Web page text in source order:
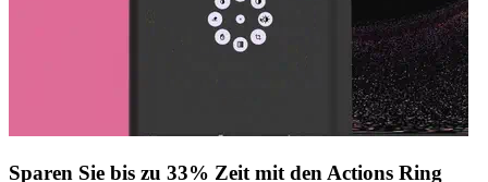
Sparen Sie bis zu 33% Zeit mit den Actions Ring